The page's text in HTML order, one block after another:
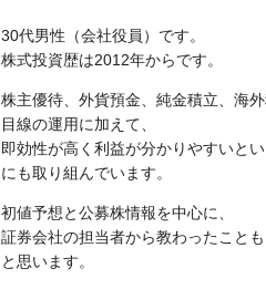
30代男性（会社役員）です。
株式投資歴は2012年からです。
株主優待、外貨預金、純金積立、海
目線の運用に加えて、
即効性が高く利益が分かりやすいと
にも取り組んでいます。
初値予想と公募株情報を中心に、
証券会社の担当者から教わったこと
と思います。